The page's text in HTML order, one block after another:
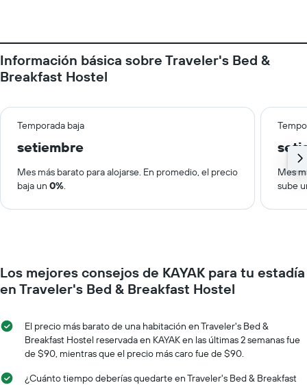
Información básica sobre Traveler's Bed &
Breakfast Hostel
Temporada baja
setiembre
Mes más barato para alojarse. En promedio, el precio
baja un 0%.
Mes
sube
Los mejores consejos de KAYAK para tu estadía
en Traveler's Bed & Breakfast Hostel
El precio más barato de una habitación en Traveler's Bed &
Breakfast Hostel reservada en KAYAK en las últimas 2 semanas fue
de $90, mientras que el precio más caro fue de $90.
¿Cuánto tiempo deberías quedarte en Traveler's Bed & Breakfast